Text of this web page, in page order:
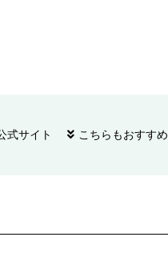
式サイト こちらもおすすめ